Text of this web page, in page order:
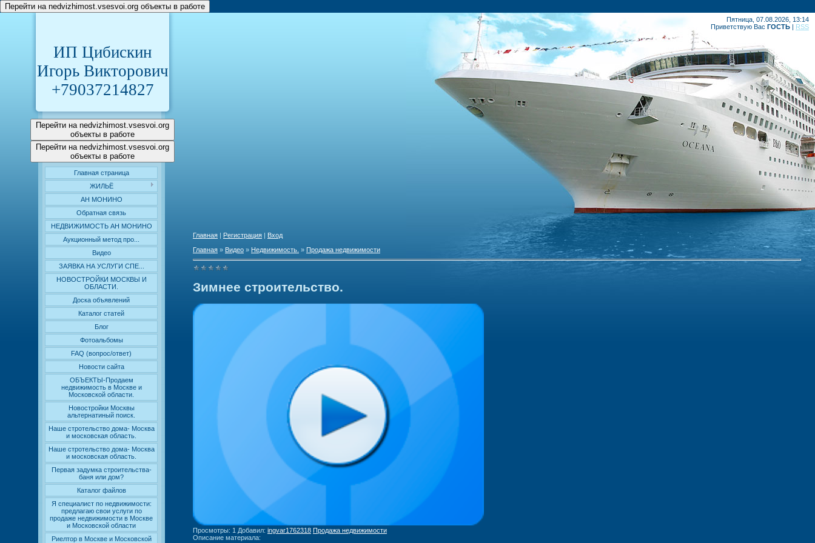
Перейти на nedvizhimost.vsesvoi.org объекты в работе
ИП Цибискин
Игорь Викторович
+79037214827
Перейти на nedvizhimost.vsesvoi.org
объекты в работе
Перейти на nedvizhimost.vsesvoi.org
объекты в работе
Главная страница
ЖИЛЬЁ
АН МОНИНО
Обратная связь
НЕДВИЖИМОСТЬ АН МОНИНО
Аукционный метод про...
Видео
ЗАЯВКА НА УСЛУГИ СПЕ...
НОВОСТРОЙКИ МОСКВЫ И
ОБЛАСТИ.
Доска объявлений
Каталог статей
Блог
Фотоальбомы
FAQ (вопрос/ответ)
Новости сайта
ОБЪЕКТЫ-Продаем
недвижимость в Москве и
Московской области.
Новостройки Москвы
альтернатиный поиск.
Наше стротельство дома- Москва
и московская область.
Наше стротельство дома- Москва
и московская область.
Первая задумка строительства-
баня или дом?
Каталог файлов
Я специалист по недвижимости:
предлагаю свои услуги по
продаже недвижимости в Москве
и Московской области
Риелтор в Москве и Московской
Пятница, 07.08.2026, 13:14
Приветствую Вас ГОСТЬ | RSS
Главная | Регистрация | Вход
Главная » Видео » Недвижимость. » Продажа недвижимости
Зимнее строительство.
Просмотры: 1 Добавил: ingvar1762318 Продажа недвижимости
Описание материала: